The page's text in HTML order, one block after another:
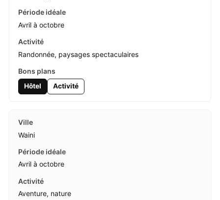
Avril à octobre
Randonnée, paysages spectaculaires
Hôtel Activité
Waini
Avril à octobre
Aventure, nature